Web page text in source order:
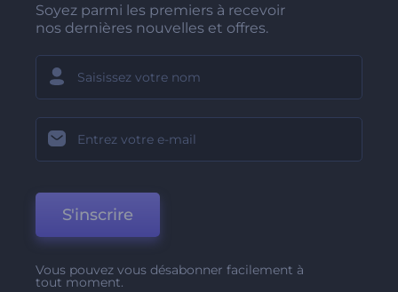
Soyez parmi les premiers à recevoir
nos dernières nouvelles et offres.
S'inscrire
Vous pouvez vous désabonner facilement à
tout moment.